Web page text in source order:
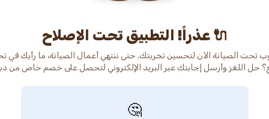
عذراً! التطبيق تحت الإصلاح 🔌
تحت الصيانة الآن لتحسين تجربتك. حتى ننتهي أعمال الصيانة، ما رأيك في
🤔